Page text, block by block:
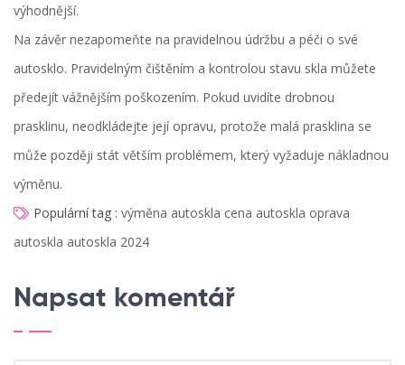
výhodnější.
Na závěr nezapomeňte na pravidelnou údržbu a péči o své
autosklo. Pravidelným čištěním a kontrolou stavu skla můžete
předejít vážnějším poškozením. Pokud uvidíte drobnou
prasklinu, neodkládejte její opravu, protože malá prasklina se
může později stát větším problémem, který vyžaduje nákladnou
výměnu.
Populární tag : výměna autoskla cena autoskla oprava
autoskla autoskla 2024
Napsat komentář